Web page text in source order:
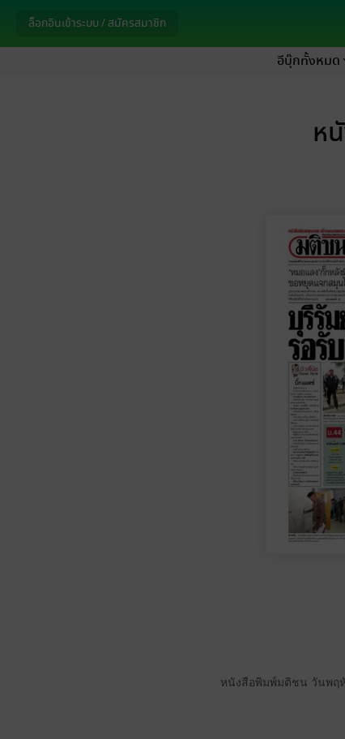
ล็อกอินเข้าระบบ / สมัครสมาชิก
อีบุ๊กทั้งหมด
ห
หนังสือพิมพ์มติชน วันพฤหั